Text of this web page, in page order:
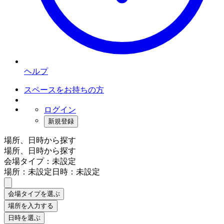
ヘルプ
スペースをお持ちの方
ログイン
新規登録
場所、日時から探す
場所、日時から探す
会場タイプ：未設定
場所：未設定日時：未設定
会場タイプを選ぶ
場所を入力する
日時を選ぶ